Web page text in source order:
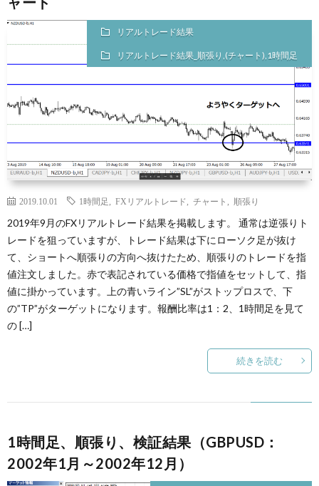
リアルトレード結果
リアルトレード結果_順張り,(チャート),1時間足
2019.10.01 1時間足 FXリアルトレード チャート 順張り
2019年9月のFXリアルトレード結果を掲載します。 通常は逆張りト
レードを狙っていますが、トレード結果は下にローソク足が抜け
て、ショートへ順張りの方向へ抜けたため、順張りのトレードを指
値注文しました。赤で表記されている価格で指値をセットして、指
値に掛かっています。上の青いライン”SL”がストップロスで、下
の”TP”がターゲットになります。報酬比率は1：2、1時間足を見て
の […]
続きを読む
1時間足、順張り、検証結果（GBPUSD：
2002年1月～2002年12月）